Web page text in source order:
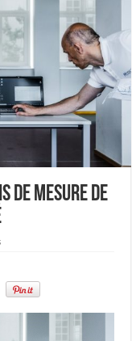
de mesure de